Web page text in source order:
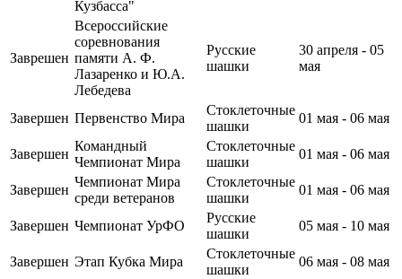
Кузбасса"
Заврешен
Всероссийские
соревнования
памяти А. Ф.
Лазаренко и Ю.А.
Лебедева
Русские
шашки
30 апреля - 05
мая
Завершен Первенство Мира
Стоклеточные
шашки
01 мая - 06 мая
Завершен
Командный
Чемпионат Мира
Стоклеточные
шашки
01 мая - 06 мая
Завершен
Чемпионат Мира
среди ветеранов
Стоклеточные
шашки
01 мая - 06 мая
Завершен Чемпионат УрФО
Русские
шашки
05 мая - 10 мая
Завершен Этап Кубка Мира
Стоклеточные
шашки
06 мая - 08 мая